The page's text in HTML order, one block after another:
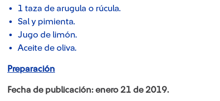
1 taza de arugula o rúcula.
Sal y pimienta.
Jugo de limón.
Aceite de oliva.
Preparación​
Fecha de publicación: enero 21 de 2019.